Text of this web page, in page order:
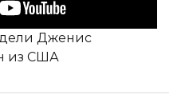
Дженис
из США